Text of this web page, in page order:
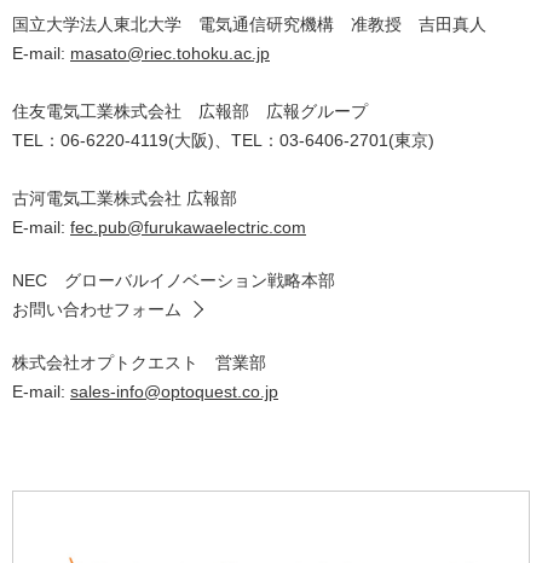
国立大学法人東北大学 電気通信研究機構 准教授 吉田真人
E-mail: masato@riec.tohoku.ac.jp
住友電気工業株式会社 広報部 広報グループ
TEL：06-6220-4119(大阪)、TEL：03-6406-2701(東京)
古河電気工業株式会社 広報部
E-mail: fec.pub@furukawaelectric.com
NEC グローバルイノベーション戦略本部
お問い合わせフォーム
株式会社オプトクエスト 営業部
E-mail: sales-info@optoquest.co.jp